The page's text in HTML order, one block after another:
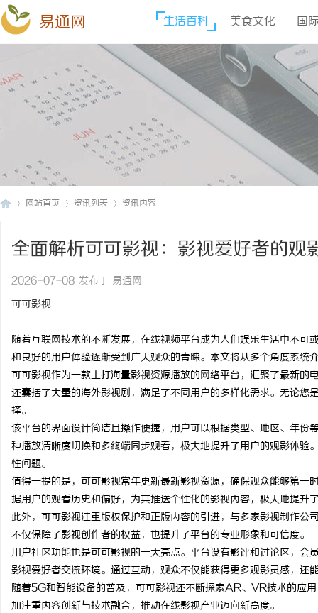
易通网 生活百科 美食文化 国
网站首页 资讯列表 资讯内容
全面解析可可影视：影视爱好者的观
2026-07-08 发布于 易通网
可可影视
随着互联网技术的不断发展，在线视频平台成为人们娱乐生活中不
和良好的用户体验逐渐受到广大观众的青睐。本文将从多个角度系统
可可影视作为一款主打海量影视资源播放的网络平台，汇聚了最新
还囊括了大量的海外影视剧，满足了不同用户的多样化需求。无论
择。
该平台的界面设计简洁且操作便捷，用户可以根据类型、地区、年
种播放清晰度切换和多终端同步观看，极大地提升了用户的观影体
性问题。
值得一提的是，可可影视常年更新最新影视资源，确保观众能够第
据用户的观看历史和偏好，为其推送个性化的影视内容，极大地提升
此外，可可影视注重版权保护和正版内容的引进，与多家影视制作
不仅保障了影视创作者的权益，也提升了平台的专业形象和可信度。
用户社区功能也是可可影视的一大亮点。平台设有影评和讨论区，
影视爱好者交流环境。通过互动，观众不仅能获得更多观影灵感，还
随着5G和智能设备的普及，可可影视还不断探索AR、VR技术的应
加注重内容创新与技术融合，推动在线影视产业迈向新高度。